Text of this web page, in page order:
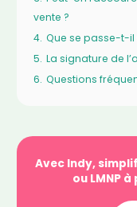
vente ?
4. Que se passe-t-il
5. La signature de
6. Questions
Avec Indy,
ou LMNP